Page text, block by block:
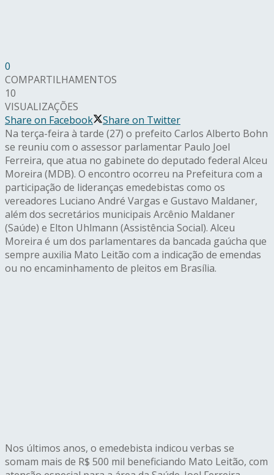
0
COMPARTILHAMENTOS
10
VISUALIZAÇÕES
Share on Facebook
Share on Twitter
Na terça-feira à tarde (27) o prefeito Carlos Alberto Bohn
se reuniu com o assessor parlamentar Paulo Joel
Ferreira, que atua no gabinete do deputado federal Alceu
Moreira (MDB). O encontro ocorreu na Prefeitura com a
participação de lideranças emedebistas como os
vereadores Luciano André Vargas e Gustavo Maldaner,
além dos secretários municipais Arcênio Maldaner
(Saúde) e Elton Uhlmann (Assistência Social). Alceu
Moreira é um dos parlamentares da bancada gaúcha que
sempre auxilia Mato Leitão com a indicação de emendas
ou no encaminhamento de pleitos em Brasília.
Nos últimos anos, o emedebista indicou verbas se
somam mais de R$ 500 mil beneficiando Mato Leitão, com